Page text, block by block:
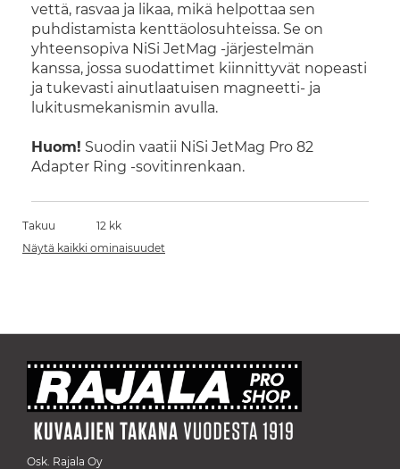
vettä, rasvaa ja likaa, mikä helpottaa sen
puhdistamista kenttäolosuhteissa. Se on
yhteensopiva NiSi JetMag -järjestelmän
kanssa, jossa suodattimet kiinnittyvät nopeasti
ja tukevasti ainutlaatuisen magneetti- ja
lukitusmekanismin avulla.
Huom! Suodin vaatii NiSi JetMag Pro 82
Adapter Ring -sovitinrenkaan.
Takuu
12 kk
Näytä kaikki ominaisuudet
Osk. Rajala Oy